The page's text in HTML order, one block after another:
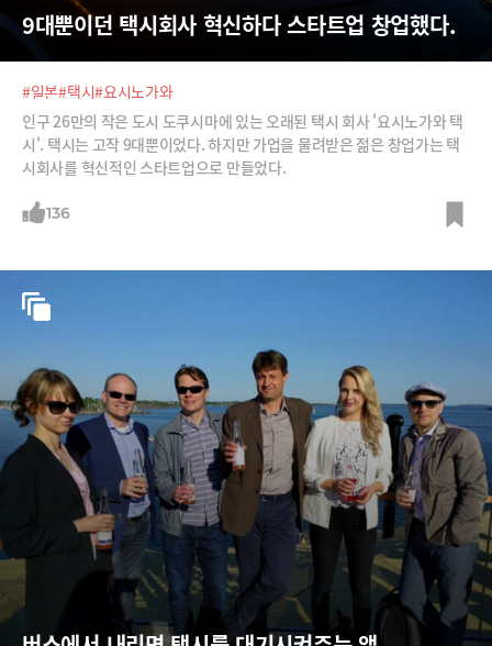
9대뿐이던 택시회사 혁신하다 스타트업 창업했다.
#일본#택시#요시노가와
인구 26만의 작은 도시 도쿠시마에 있는 오래된 택시 회사 '요시노가와 택
시'. 택시는 고작 9대뿐이었다. 하지만 가업을 물려받은 젊은 창업가는 택
시회사를 혁신적인 스타트업으로 만들었다.
136